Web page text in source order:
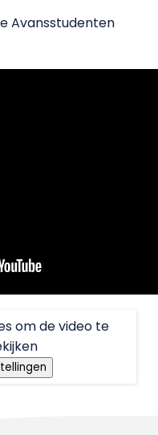
Avansstudenten
om de video te